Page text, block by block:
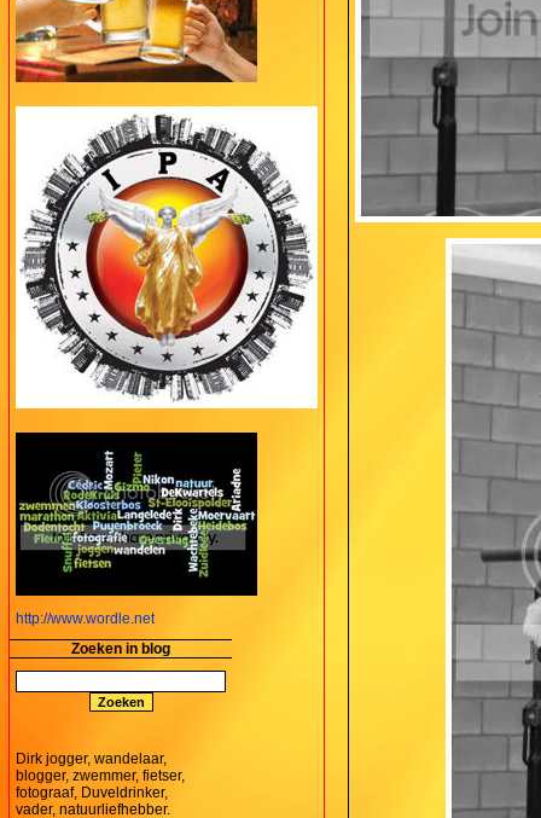
http://www.wordle.net
Zoeken in blog
Dirk jogger, wandelaar,
blogger, zwemmer, fietser,
fotograaf, Duveldrinker,
vader, natuurliefhebber.